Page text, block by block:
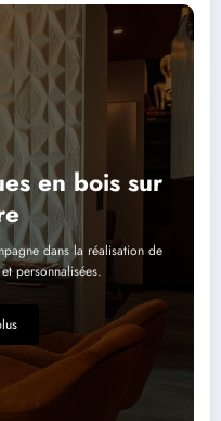
en bois sur
dans la réalisation de
personnalisées.